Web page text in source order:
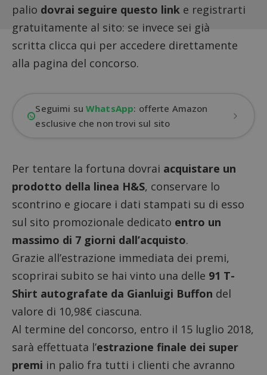
palio dovrai seguire questo link e registrarti
gratuitamente al sito: se invece sei già
scritta clicca qui per accedere direttamente
alla pagina del concorso.
Seguimi suWhatsApp: offerte Amazon
esclusive che non trovi sul sito
Per tentare la fortuna dovrai acquistare un
prodotto della linea H&S, conservare lo
scontrino e giocare i dati stampati su di esso
sul sito promozionale dedicato entro un
massimo di 7 giorni dall’acquisto.
Grazie all’estrazione immediata dei premi,
scoprirai subito se hai vinto una delle 91 T-
Shirt autografate da Gianluigi Buffon del
valore di 10,98€ ciascuna.
Al termine del concorso, entro il 15 luglio 2018,
sarà effettuata l’estrazione finale dei super
premi in palio fra tutti i clienti che avranno